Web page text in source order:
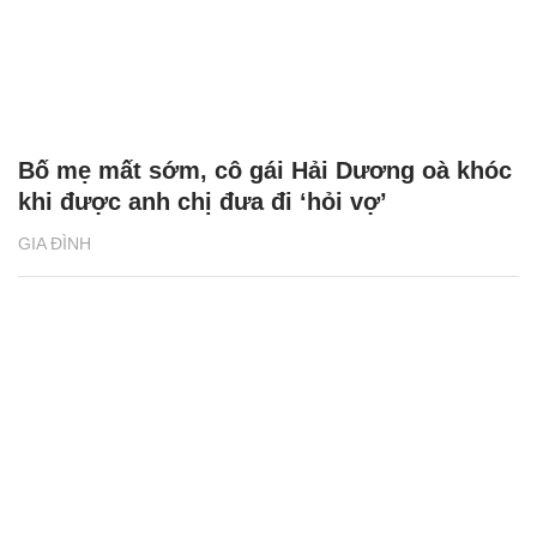
GIA ĐÌNH
Bố mẹ mất sớm, cô gái Hải Dương oà khóc
khi được anh chị đưa đi ‘hỏi vợ’